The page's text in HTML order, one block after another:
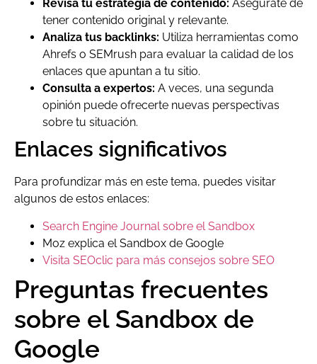
Revisa tu estrategia de contenido: Asegúrate de
tener contenido original y relevante.
Analiza tus backlinks: Utiliza herramientas como
Ahrefs o SEMrush para evaluar la calidad de los
enlaces que apuntan a tu sitio.
Consulta a expertos: A veces, una segunda
opinión puede ofrecerte nuevas perspectivas
sobre tu situación.
Enlaces significativos
Para profundizar más en este tema, puedes visitar
algunos de estos enlaces:
Search Engine Journal sobre el Sandbox
Moz explica el Sandbox de Google
Visita SEOclic para más consejos sobre SEO
Preguntas frecuentes
sobre el Sandbox de
Google